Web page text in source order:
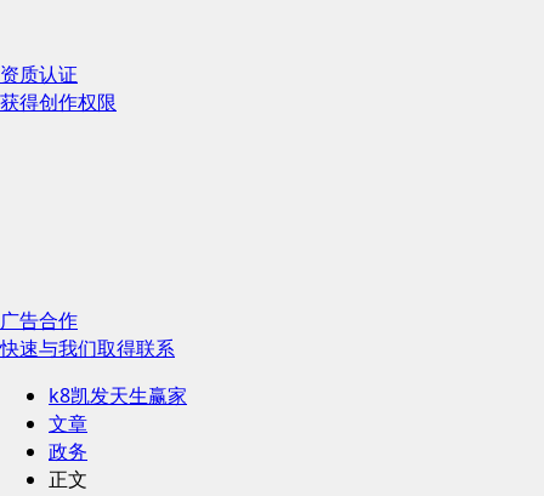
资质认证
获得创作权限
广告合作
快速与我们取得联系
k8凯发天生赢家
文章
政务
正文